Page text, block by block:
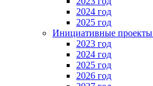
2024 год
2025 год
Инициативные проекты
2023 год
2024 год
2025 год
2026 год